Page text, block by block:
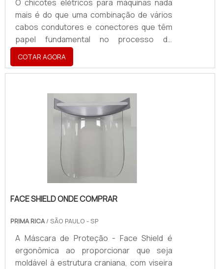
O chicotes elétricos para máquinas nada
mais é do que uma combinação de vários
cabos condutores e conectores que têm
papel fundamental no processo de
gerenciamento de energia elétrica na
indústria. Os chicotes também são
fundamentais para a transferência de
ao produto, integrando os sistemas de
máquinas e equipamentos.Informações
importantes dos chicotes elétricosÉ
importante ressaltar que os chicotes
elétricos demandam ótima experiência nas
COTAR AGORA
FACE SHIELD ONDE COMPRAR
PRIMA RICA/ SÃO PAULO - SP
A Máscara de Proteção - Face Shield é
ergonômica ao proporcionar que seja
moldável à estrutura craniana, com viseira